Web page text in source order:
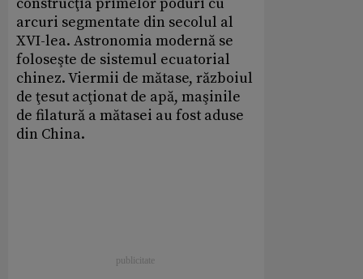
arcuri segmentate din secolul al
XVI-lea. Astronomia modernă se
foloseşte de sistemul ecuatorial
chinez. Viermii de mătase, războiul
de ţesut acţionat de apă, maşinile
de filatură a mătasei au fost aduse
din China.